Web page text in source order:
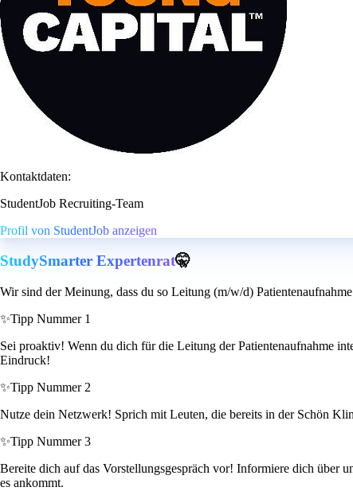
Kontaktdaten:
StudentJob Recruiting-Team
Profil von StudentJob anzeigen
StudySmarter Expertenrat🤫
Wir sind der Meinung, dass du so Leitung (m/w/d)
✨Tipp Nummer 1
Sei proaktiv! Wenn du dich für die Leitung der Patientenaufnahme
Eindruck!
✨Tipp Nummer 2
Nutze dein Netzwerk! Sprich mit Leuten, die bereits in der Schön
✨Tipp Nummer 3
Bereite dich auf das Vorstellungsgespräch vor! Informiere dich über
es ankommt.